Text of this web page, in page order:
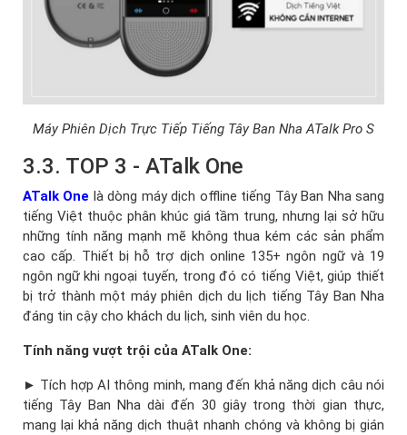
Máy Phiên Dịch Trực Tiếp Tiếng Tây Ban Nha ATalk Pro S
3.3. TOP 3 - ATalk One
ATalk One là dòng máy dịch offline tiếng Tây Ban Nha sang
tiếng Việt thuộc phân khúc giá tầm trung, nhưng lại sở hữu
những tính năng mạnh mẽ không thua kém các sản phẩm
cao cấp. Thiết bị hỗ trợ dịch online 135+ ngôn ngữ và 19
ngôn ngữ khi ngoại tuyến, trong đó có tiếng Việt, giúp thiết
bị trở thành một máy phiên dịch du lịch tiếng Tây Ban Nha
đáng tin cậy cho khách du lịch, sinh viên du học.
Tính năng vượt trội của ATalk One:
► Tích hợp AI thông minh, mang đến khả năng dịch câu nói
tiếng Tây Ban Nha dài đến 30 giây trong thời gian thực,
mang lại khả năng dịch thuật nhanh chóng và không bị gián